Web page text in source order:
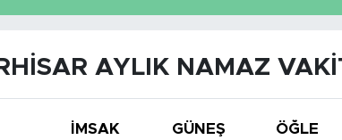
AYLIK NAMAZ
İMSAK GÜNEŞ ÖĞLE